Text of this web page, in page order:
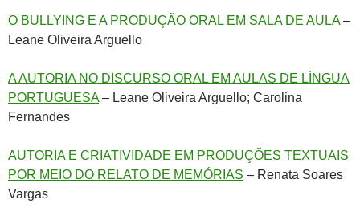
O BULLYING E A PRODUÇÃO ORAL EM SALA DE AULA–
Leane Oliveira Arguello
A AUTORIA NO DISCURSO ORAL EM AULAS DE LÍNGUA
PORTUGUESA– Leane Oliveira Arguello; Carolina
Fernandes
AUTORIA E CRIATIVIDADE EM PRODUÇÕES TEXTUAIS
POR MEIO DO RELATO DE MEMÓRIAS – Renata Soares
Vargas